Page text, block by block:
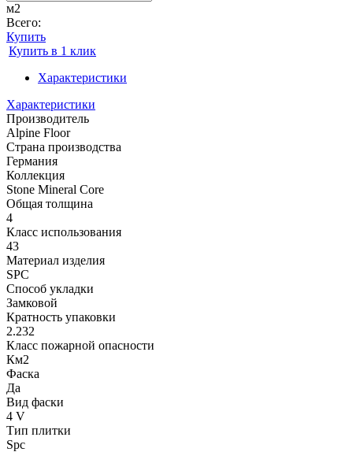
м2
Всего:
Купить
Купить в 1 клик
Характеристики
Характеристики
Производитель
Alpine Floor
Страна производства
Германия
Коллекция
Stone Mineral Core
Общая толщина
4
Класс использования
43
Материал изделия
SPC
Способ укладки
Замковой
Кратность упаковки
2.232
Класс пожарной опасности
Км2
Фаска
Да
Вид фаски
4 V
Тип плитки
Spc